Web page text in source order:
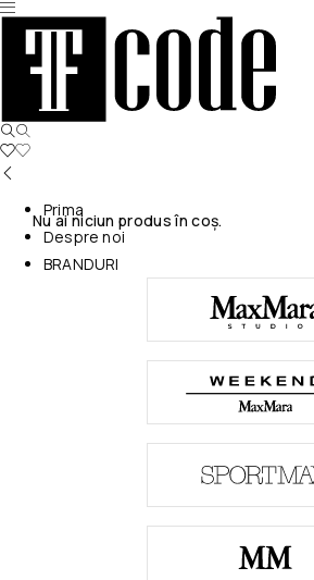
Nu ai niciun produs în coș.
Prima
Despre noi
BRANDURI